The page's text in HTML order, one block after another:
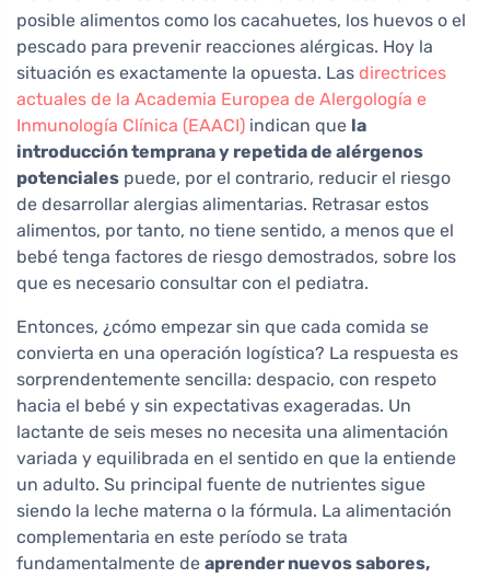
posible alimentos como los cacahuetes, los huevos o el
pescado para prevenir reacciones alérgicas. Hoy la
situación es exactamente la opuesta. Las directrices
actuales de la Academia Europea de Alergología e
Inmunología Clínica (EAACI) indican que la
introducción temprana y repetida de alérgenos
potenciales puede, por el contrario, reducir el riesgo
de desarrollar alergias alimentarias. Retrasar estos
alimentos, por tanto, no tiene sentido, a menos que el
bebé tenga factores de riesgo demostrados, sobre los
que es necesario consultar con el pediatra.
Entonces, ¿cómo empezar sin que cada comida se
convierta en una operación logística? La respuesta es
sorprendentemente sencilla: despacio, con respeto
hacia el bebé y sin expectativas exageradas. Un
lactante de seis meses no necesita una alimentación
variada y equilibrada en el sentido en que la entiende
un adulto. Su principal fuente de nutrientes sigue
siendo la leche materna o la fórmula. La alimentación
complementaria en este período se trata
fundamentalmente de aprender nuevos sabores,